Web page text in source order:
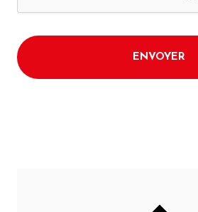
ENVOYER